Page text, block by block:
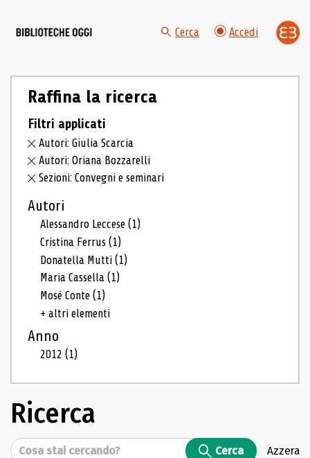
Cerca Accedi
Raffina la ricerca
Filtri applicati
Autori: Giulia Scarcia
Autori: Oriana Bozzarelli
Sezioni: Convegni e seminari
Autori
Alessandro Leccese(1)
Cristina Ferrus(1)
Donatella Mutti(1)
Maria Cassella(1)
Mosé Conte(1)
+ altri elementi
Anno
2012(1)
Ricerca
Cerca Cerca Azzera